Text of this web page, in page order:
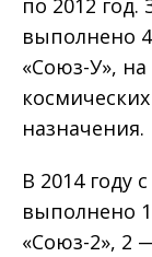
по 2012 год.
выполнено
«Союз-У»,
назначения.
В 2014 году
выполнено
«Союз-2», 2